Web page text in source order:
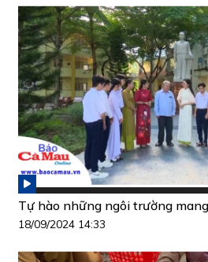
Tự hào những ngôi trường
18/09/2024 14:33